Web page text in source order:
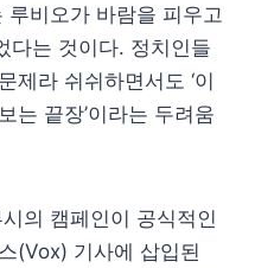
비오가 바람을 피우고
다는 것이다. 정치인들
제라 쉬쉬하면서도 ‘이
는 끝장’이라는 두려움
의 캠페인이 공식적인
(Vox) 기사에 삽입된